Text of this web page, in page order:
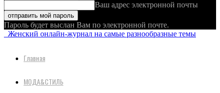
Ваш адрес электронной почты
Пароль будет выслан Вам по электронной почте.
Женский онлайн-журнал на самые разнообразные темы
Главная
МОДА&СТИЛЬ